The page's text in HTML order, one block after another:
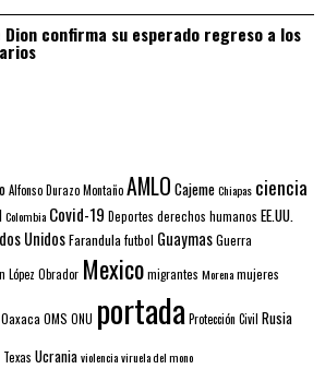
Dion confirma su esperado regreso a los
Alfonso Durazo MontañoAMLO CajemeChiapas ciencia
Colombia Covid-19 Deportes derechos humanos EE.UU.
UnidosFarandulafutbol GuaymasGuerra
López Obrador Mexicomigrantes Morenamujeres
Oaxaca OMS ONU portada Protección Civil Rusia
Texas Ucraniaviolenciaviruela del mono